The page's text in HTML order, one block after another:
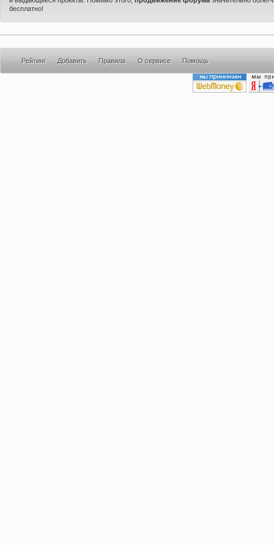
бесплатно!
Рейтинг Добавить Правила О сервисе Помощь